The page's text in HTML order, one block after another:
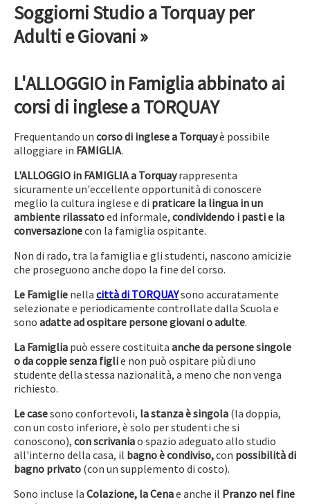
Soggiorni Studio a Torquay per
Adulti e Giovani »
L'ALLOGGIO in Famiglia abbinato ai
corsi di inglese a TORQUAY
Frequentando un corso di inglese a Torquayè possibile
alloggiare in FAMIGLIA.
L'ALLOGGIO in FAMIGLIA a Torquayrappresenta
sicuramente un'eccellente opportunità di conoscere
meglio la cultura inglese e di praticare la lingua in un
ambiente rilassatoed informale, condividendo i pasti e la
conversazionecon la famiglia ospitante.
Non di rado, tra la famiglia e gli studenti, nascono amicizie
che proseguono anche dopo la fine del corso.
Le Famiglie nella città di TORQUAYsono accuratamente
selezionate e periodicamente controllate dalla Scuola e
sono adatte ad ospitare persone giovani o adulte.
La Famiglia può essere costituita anche da persone singole
o da coppie senza figlie non può ospitare più di uno
studente della stessa nazionalità, a meno che non venga
richiesto.
Le casesono confortevoli, la stanza è singola (la doppia,
con un costo inferiore, è solo per studenti che si
conoscono), con scrivaniao spazio adeguato allo studio
all'interno della casa, il bagno è condiviso,con possibilità di
bagno privato (con un supplemento di costo).
Sono incluse la Colazione, la Cenae anche il Pranzo nel fine